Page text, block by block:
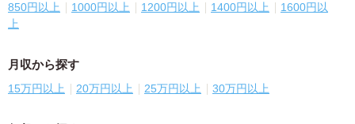
850円以上 1000円以上 1200円以上 1400円以上
1600円以
上
月収から探す
15万円以上 20万円以上 25万円以上 30万円以上